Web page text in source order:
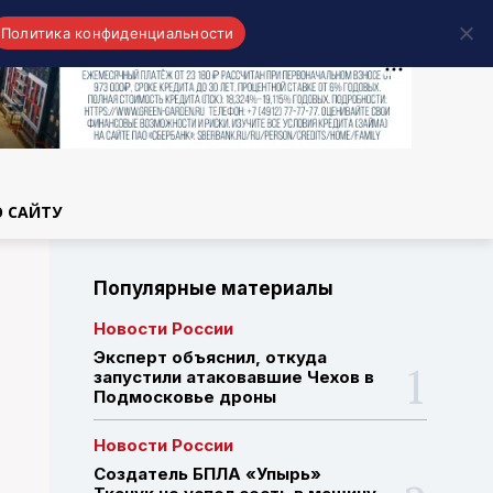
САЙТУ
Популярные материалы
Новости России
Эксперт объяснил, откуда
запустили атаковавшие Чехов в
Подмосковье дроны
Новости России
Создатель БПЛА «Упырь»
Политика конфиденциальности